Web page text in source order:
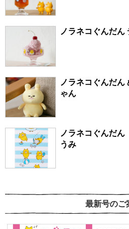
ノラネコぐんだ
ゃん
ノラネコぐんだ
うみ
最新号のご